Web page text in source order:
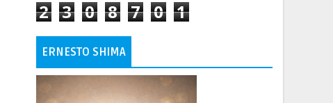
2 3 0 8 7 0 1
ERNESTO SHIMA